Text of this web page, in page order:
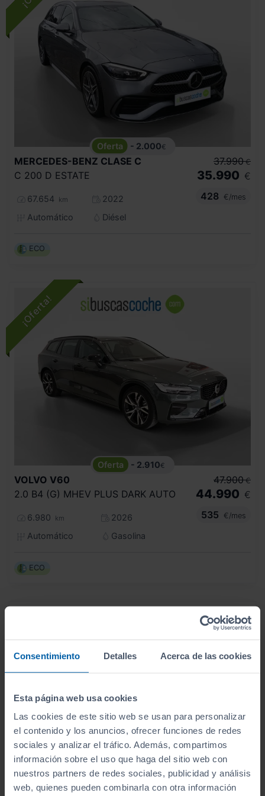
Consentimiento Detalles Acerca de las cookies
Esta página web usa cookies
Las cookies de este sitio web se usan para personalizar
el contenido y los anuncios, ofrecer funciones de redes
sociales y analizar el tráfico. Además, compartimos
información sobre el uso que haga del sitio web con
nuestros partners de redes sociales, publicidad y análisis
web, quienes pueden combinarla con otra información
- 2.000€
MERCEDES-BENZ CLASE C
C 200 D ESTATE
67.654 km
2022
Automático
Diésel
37.990 €
35.990 €
428
€/mes
ECO
- 2.910€
VOLVO V60
2.0 B4 (G) MHEV PLUS DARK AUTO
6.980 km
2026
Automático
Gasolina
47.900 €
44.990 €
535
€/mes
ECO